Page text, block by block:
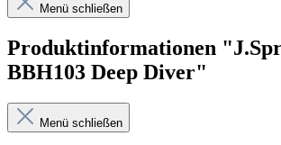
Menü schließen
Produktinformationen
BBH103 Deep Diver"
Menü schließen